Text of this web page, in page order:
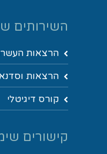
השירותים
הרצאות
הרצאות
קורס דיגיטלי
קישורים